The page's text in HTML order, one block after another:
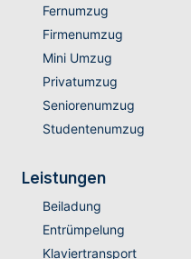
Fernumzug
Firmenumzug
Mini Umzug
Privatumzug
Seniorenumzug
Studentenumzug
Leistungen
Beiladung
Entrümpelung
Klaviertransport